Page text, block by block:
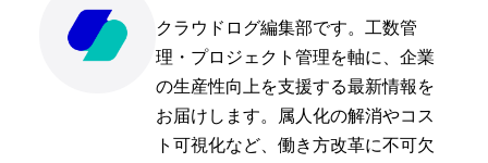
クラウドログ編集部です。工数管
理・プロジェクト管理を軸に、企業
の生産性向上を支援する最新情報を
お届けします。属人化の解消やコス
ト可視化など、働き方改革に不可欠